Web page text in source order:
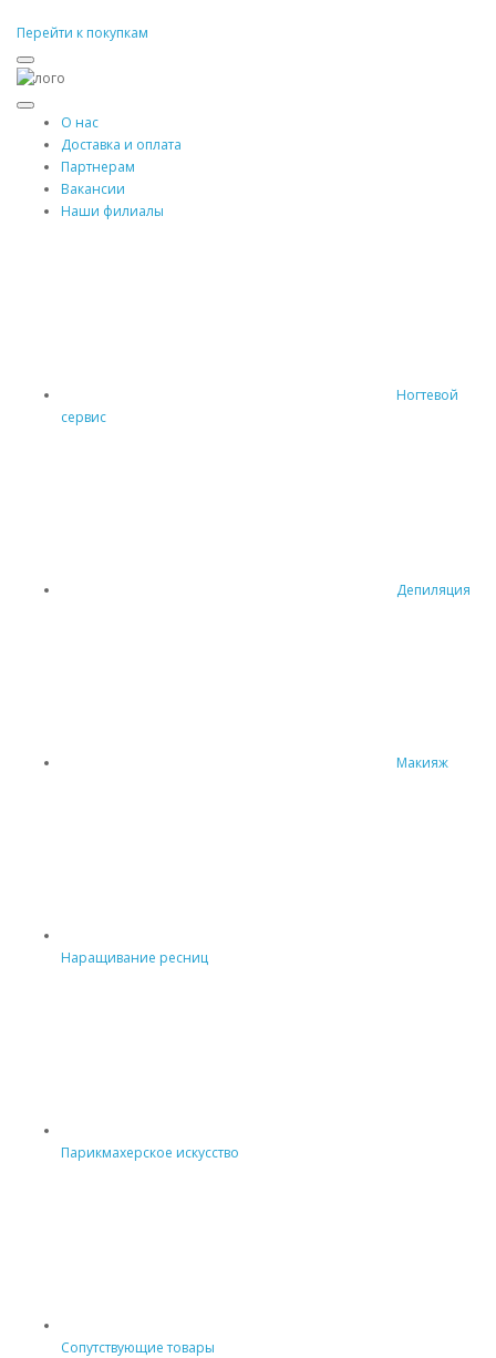
Перейти к покупкам
О нас
Доставка и оплата
Партнерам
Вакансии
Наши филиалы
Ногтевой
сервис
Депиляция
Макияж
Наращивание ресниц
Парикмахерское искусство
Сопутствующие товары